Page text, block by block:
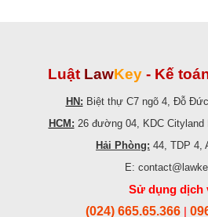
Luật LawKey - Kế
HN: Biệt thự C7 ngõ 4, Đỗ
HCM: 26 đường 04, KDC Cityland
Hải Phòng: 44, TDP 4,
E:
Sử dụng dịch
(024) 665.65.366